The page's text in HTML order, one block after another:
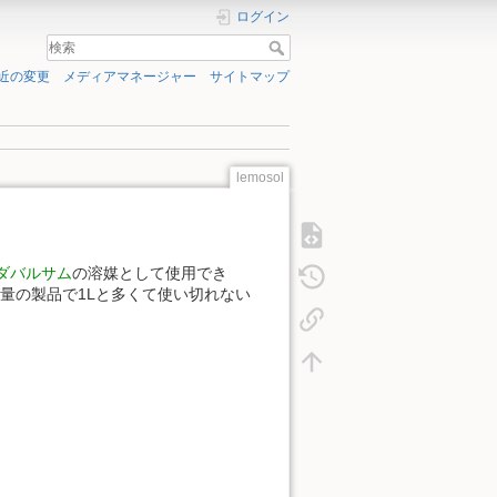
ログイン
の変更 メディアマネージャー サイトマップ
lemosol
バルサムの溶媒として使用でき
の製品で1Lと多くて使い切れない